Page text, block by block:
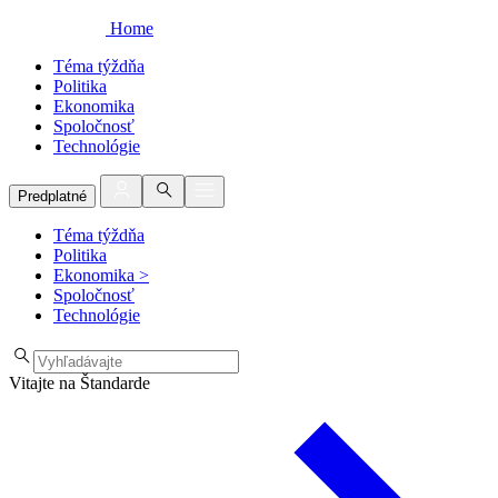
Home
Téma týždňa
Politika
Ekonomika
Spoločnosť
Technológie
Predplatné
Téma týždňa
Politika
Ekonomika >
Spoločnosť
Technológie
Vitajte na Štandarde